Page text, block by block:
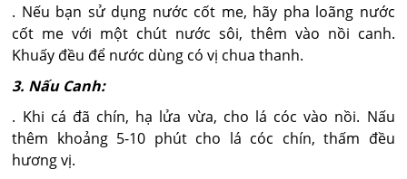
. Nếu bạn sử dụng nước cốt me, hãy pha loãng nước
cốt me với một chút nước sôi, thêm vào nồi canh.
Khuấy đều để nước dùng có vị chua thanh.
3. Nấu Canh:
. Khi cá đã chín, hạ lửa vừa, cho lá cóc vào nồi. Nấu
thêm khoảng 5-10 phút cho lá cóc chín, thấm đều
hương vị.